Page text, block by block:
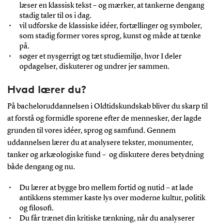
læser en klassisk tekst–og mærker, at tankerne dengang
stadig taler til os i dag.
vil udforske de klassiske idéer, fortællinger og symboler,
som stadig former vores sprog, kunst og måde at tænke
på.
søger et nysgerrigt og tæt studiemiljø, hvor I deler
opdagelser, diskuterer og undrer jer sammen.
Hvad lærer du?
På bacheloruddannelsen i Oldtidskundskab bliver du skarp til
at forstå og formidle sporene efter de mennesker, der lagde
grunden til vores idéer, sprog og samfund. Gennem
uddannelsen lærer du at analysere tekster, monumenter,
tanker og arkæologiske fund– og diskutere deres betydning
både dengang og nu.
Du lærer at bygge bro mellem fortid og nutid – at lade
antikkens stemmer kaste lys over moderne kultur, politik
og filosofi.
Du får trænet din kritiske tænkning, når du analyserer